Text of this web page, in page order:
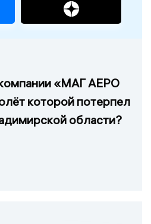
«МАГ АЕРО
которой потерпел
области?